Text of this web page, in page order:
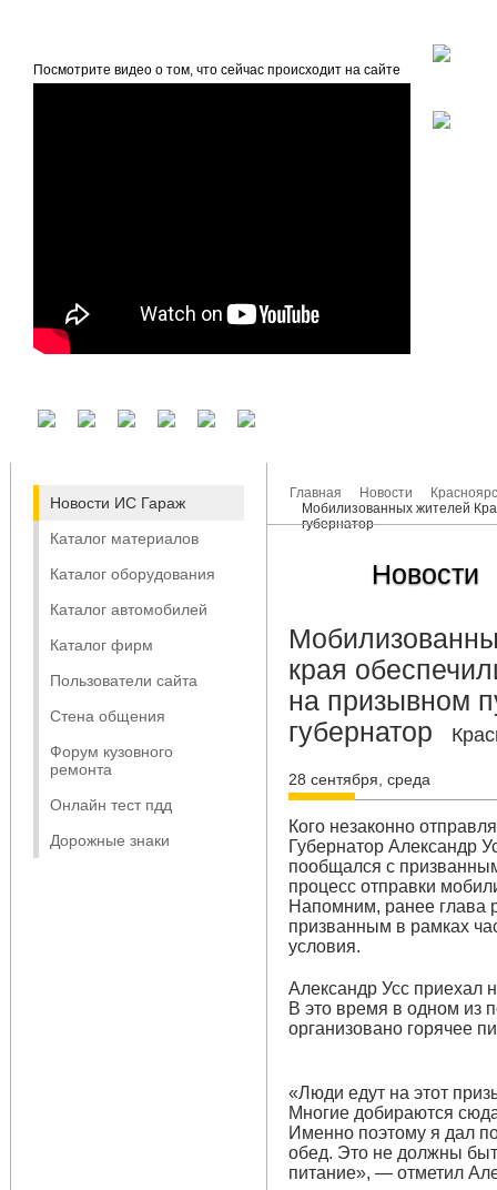
Посмотрите видео о том, что сейчас происходит на сайте
Новости ИС Гараж
Каталог материалов
Каталог оборудования
Каталог автомобилей
Каталог фирм
Пользователи сайта
Стена общения
Форум кузовного
ремонта
Онлайн тест пдд
Дорожные знаки
Главная Новости
Мобилизованных жителей
губернатор
Новости
края
на призывном
губернатор
28 сентября, среда
Кого незаконно
Губернатор Александр
пообщался с
процесс отправки
Напомним, ранее глава
призванным в рамках
условия.
Александр Усс приехал
В это время в одном из
организовано горячее
«Люди едут на этот
Многие добираются
Именно поэтому я дал
обед. Это не должны
питание», — отметил